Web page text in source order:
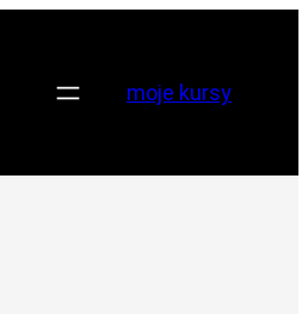
moje kursy